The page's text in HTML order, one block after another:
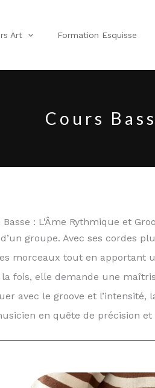
Art Formation Esquisse
Cours
Basse : L'Âme Rythmique et
groupe. Avec ses cordes
morceaux tout en apportant
fois, elle demande une
avec le groove et
en quête de précision